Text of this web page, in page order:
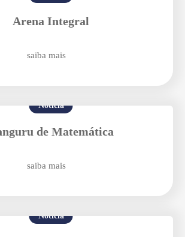
Arena Integral
saiba mais
Notícia
de Matemática
saiba mais
Notícia
Enviei um E-mail